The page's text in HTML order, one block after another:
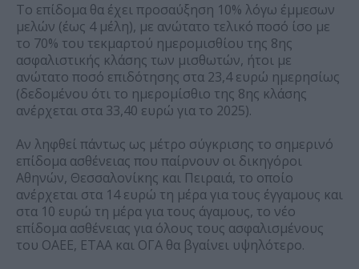
Το επίδομα θα έχει προσαύξηση 10% λόγω έμμεσων
μελών (έως 4 μέλη), με ανώτατο τελικό ποσό ίσο με
το 70% του τεκμαρτού ημερομισθίου της 8ης
ασφαλιστικής κλάσης των μισθωτών, ήτοι με
ανώτατο ποσό επιδότησης στα 23,4 ευρώ ημερησίως
(δεδομένου ότι το ημερομίσθιο της 8ης κλάσης
ανέρχεται στα 33,40 ευρώ για το 2025).
Αν ληφθεί πάντως ως μέτρο σύγκρισης το σημερινό
επίδομα ασθένειας που παίρνουν οι δικηγόροι
Αθηνών, Θεσσαλονίκης και Πειραιά, το οποίο
ανέρχεται στα 14 ευρώ τη μέρα για τους έγγαμους και
στα 10 ευρώ τη μέρα για τους άγαμους, το νέο
επίδομα ασθένειας για όλους τους ασφαλισμένους
του ΟΑΕΕ, ΕΤΑΑ και ΟΓΑ θα βγαίνει υψηλότερο.